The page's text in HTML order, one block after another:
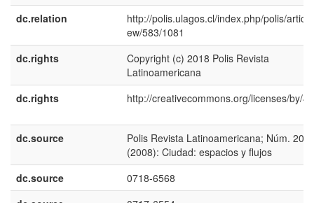
dc.relation
http://polis.ulagos.cl/index.php/polis/
ew/583/1081
dc.rights
Copyright (c) 2018 Polis Revista
Latinoamericana
dc.rights
http://creativecommons.org/licenses/by/
dc.source
Polis Revista Latinoamericana; Núm. 20
(2008): Ciudad: espacios y flujos
dc.source
0718-6568